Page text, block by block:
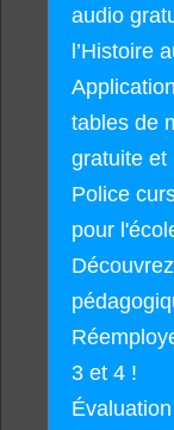
audio
l’Histoire
tables de
gratuite et
Police
pour
3 et 4 !